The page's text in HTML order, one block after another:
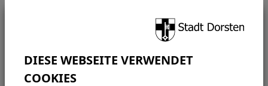
Die Saxophone erschließen dabei vielfältige und
faszinierende Klangwelten - von orgel- und
elegante Kammermusik der Klassik und Romantik bis hin
zu spannender, moderner Musik des 20. Jahrhunderts.